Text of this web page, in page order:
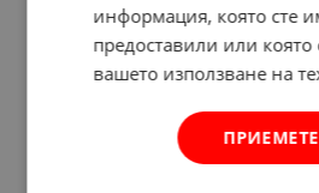
информация, която сте
предоставили или която
вашето използване на